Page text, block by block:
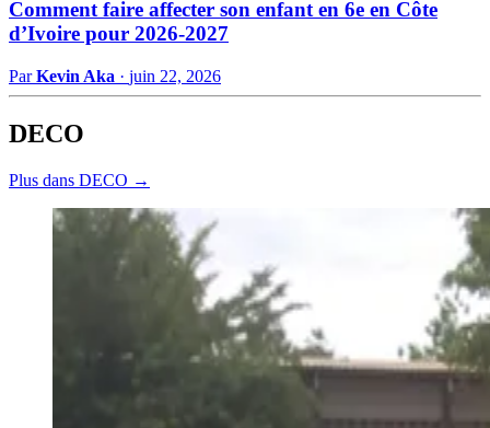
Comment faire affecter son enfant en 6e en Côte
d’Ivoire pour 2026-2027
ParKevin Aka · juin 22, 2026
DECO
Plus dans DECO →